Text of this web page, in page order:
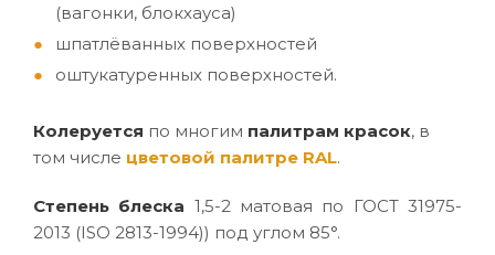
(вагонки, блокхауса)
шпатлёванных поверхностей
оштукатуренных поверхностей.
Колеруется по многим палитрам красок, в
том числе цветовой палитре RAL.
Степень блеска 1,5-2 матовая по ГОСТ 31975-
2013 (ISO 2813-1994)) под углом 85°.